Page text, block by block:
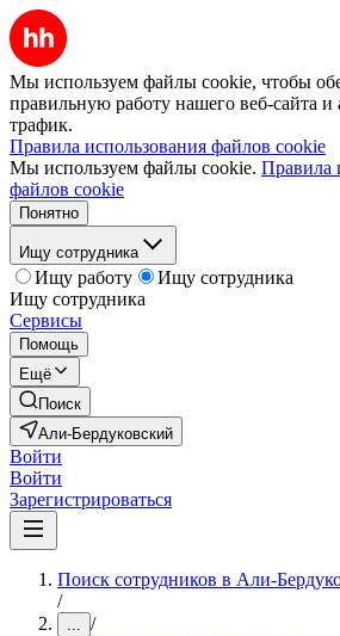
Мы используем файлы cookie, чтобы
правильную работу нашего веб-сайта и
трафик.
Правила использования файлов cookie
Мы используем файлы cookie. Правила
файлов cookie
Понятно
Ищу сотрудника
Ищу работу
Ищу сотрудника
Ищу сотрудника
Сервисы
Помощь
Ещё
Поиск
Али-Бердуковский
Войти
Войти
Зарегистрироваться
Поиск сотрудников в Али-
/
... /